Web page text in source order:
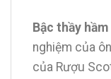
Bậc thầy
nghiệm của
của Rượu